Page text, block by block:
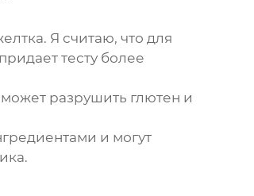
Я считаю, что для
тесту более
разрушить глютен и
и могут